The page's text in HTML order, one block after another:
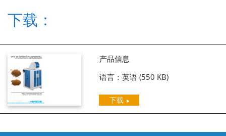
下载：
产品信息
语言：英语 (550 KB)
下载